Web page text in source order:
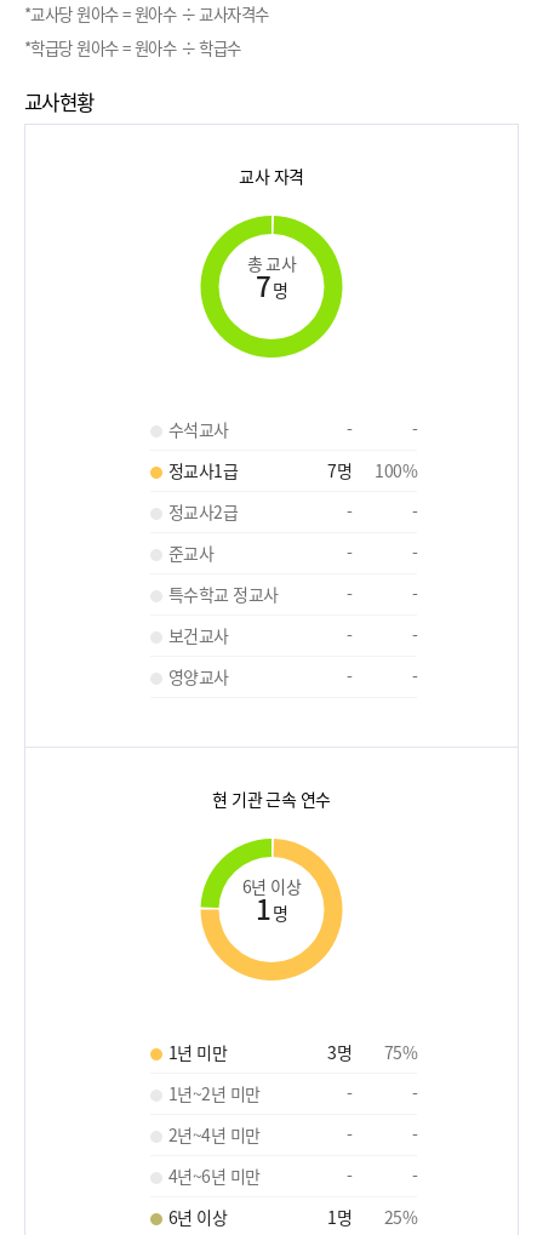
*교사당 원아수 = 원아수 ÷ 교사자격수
*학급당 원아수 = 원아수 ÷ 학급수
교사현황
교사 자격
총 교사
7명
수석교사 -
-
정교사1급
7명 100%
정교사2급
-
-
준교사
-
-
특수학교 정교사
-
-
보건교사
-
-
영양교사
- -
현 기관 근속 연수
6년 이상
1명
1년 미만 3명 75%
1년~2년 미만
-
-
2년~4년 미만
-
-
4년~6년 미만
-
-
6년 이상
1명 25%